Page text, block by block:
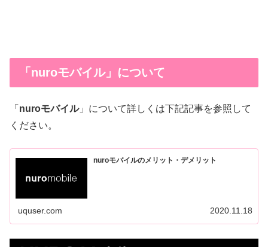
「nuroモバイル」について
「 nuroモバイル」について詳しくは下記記事を参照して
ください。
nuroモバイルのメリット・デメリット
uquser.com 2020.11.18